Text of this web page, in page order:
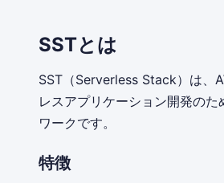
SSTとは
SST（Serverless Stack）は、
レスアプリケーション開発のた
ワークです。
特徴